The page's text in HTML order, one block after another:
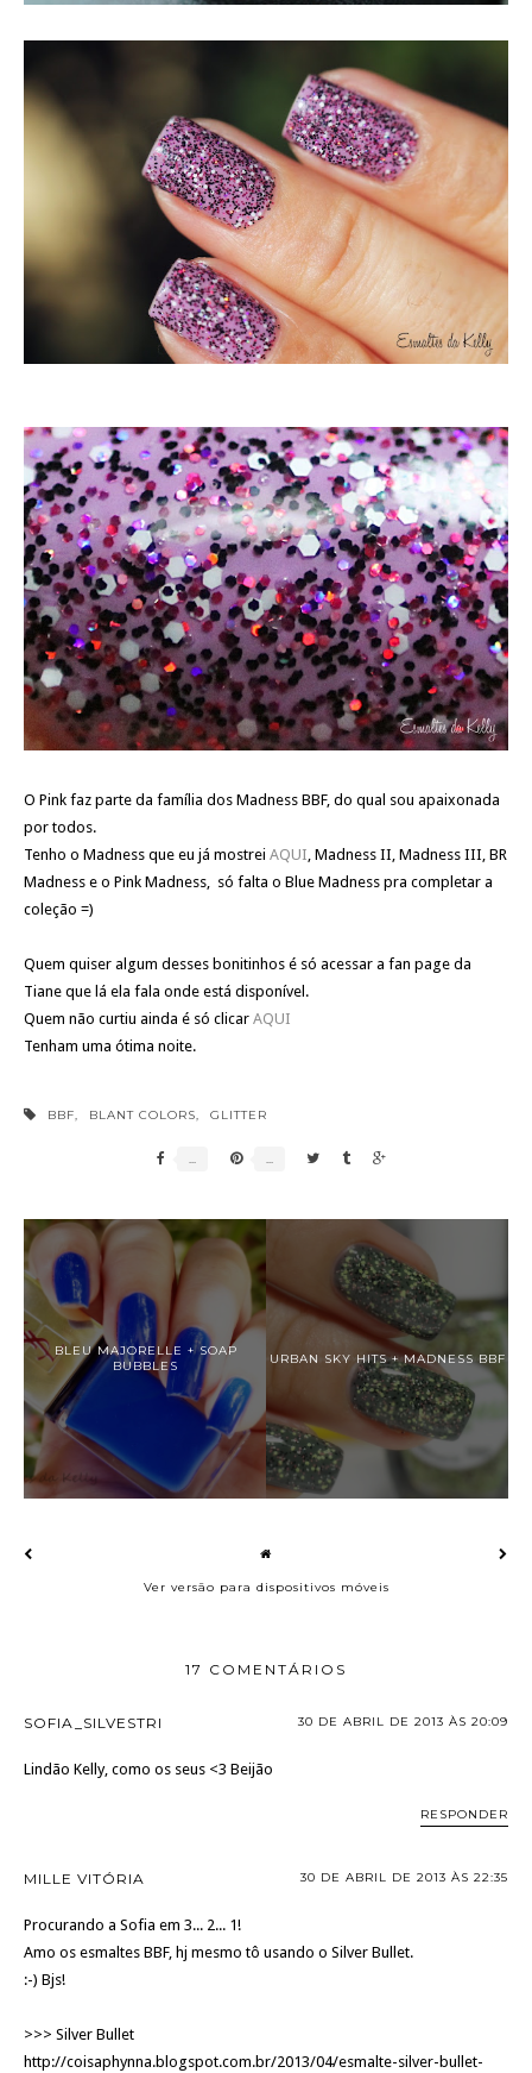
O Pink faz parte da família dos Madness BBF, do qual sou apaixonada
por todos.
Tenho o Madness que eu já mostrei AQUI, Madness II, Madness III, BR
Madness e o Pink Madness, só falta o Blue Madness pra completar a
coleção =)
Quem quiser algum desses bonitinhos é só acessar a fan page da
Tiane que lá ela fala onde está disponível.
Quem não curtiu ainda é só clicar AQUI
Tenham uma ótima noite.
BBF, BLANT COLORS, GLITTER
BLEU MAJORELLE + SOAP
BUBBLES
URBAN SKY HITS + MADNESS BBF
Ver versão para dispositivos móveis
17 COMENTÁRIOS
SOFIA_SILVESTRI 30 DE ABRIL DE 2013 ÀS 20:09
Lindão Kelly, como os seus <3 Beijão
RESPONDER
MILLE VITÓRIA 30 DE ABRIL DE 2013 ÀS 22:35
Procurando a Sofia em 3... 2... 1!
Amo os esmaltes BBF, hj mesmo tô usando o Silver Bullet.
:-) Bjs!
>>> Silver Bullet
http://coisaphynna.blogspot.com.br/2013/04/esmalte-silver-bullet-